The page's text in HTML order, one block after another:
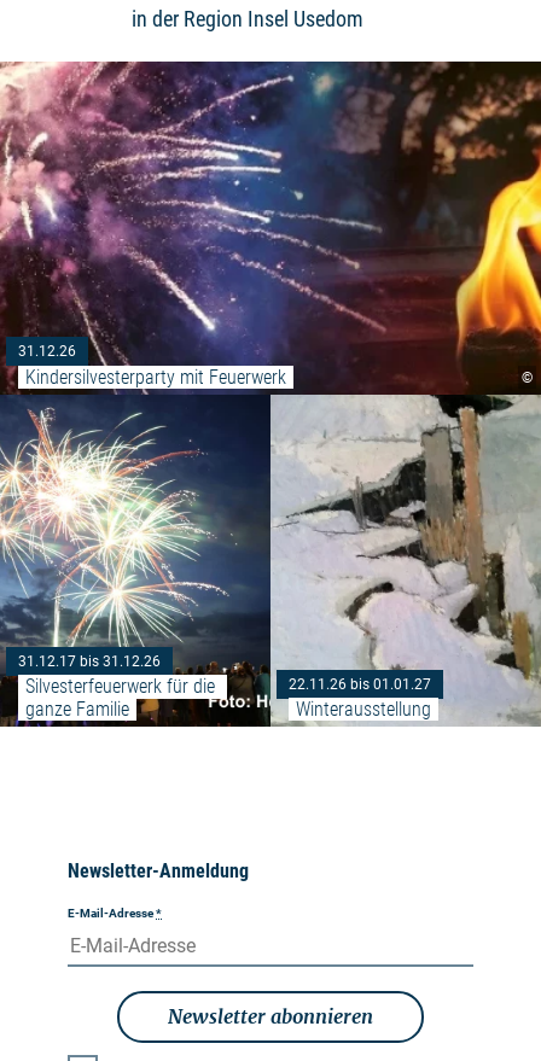
in der Region Insel Usedom
©
31.12.26
Kindersilvesterparty mit Feuerwerk
31.12.17 bis 31.12.26
Silvesterfeuerwerk für die
ganze Familie
Weiterlesen:
22.11.26 bis 01.01.27
Winterausstellung
Newsletter-Anmeldung
E-Mail-Adresse*
Newsletter abonnieren